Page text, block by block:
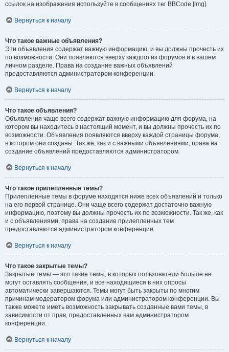
ссылок на изображения используйте в сообщениях тег BBCode [img].
Вернуться к началу
Что такое важные объявления?
Эти объявления содержат важную информацию, и вы должны прочесть их
по возможности. Они появляются вверху каждого из форумов и в вашем
личном разделе. Права на создание важных объявлений
предоставляются администратором конференции.
Вернуться к началу
Что такое объявления?
Объявления чаще всего содержат важную информацию для форума, на
котором вы находитесь в настоящий момент, и вы должны прочесть их по
возможности. Объявления появляются вверху каждой страницы форума,
в котором они созданы. Так же, как и с важными объявлениями, права на
создание объявлений предоставляются администратором.
Вернуться к началу
Что такое прилепленные темы?
Прилепленные темы в форуме находятся ниже всех объявлений и только
на его первой странице. Они чаще всего содержат достаточно важную
информацию, поэтому вы должны прочесть их по возможности. Так же, как
и с объявлениями, права на создание прилепленных тем
предоставляются администратором конференции.
Вернуться к началу
Что такое закрытые темы?
Закрытые темы — это такие темы, в которых пользователи больше не
могут оставлять сообщения, и все находящиеся в них опросы
автоматически завершаются. Темы могут быть закрыты по многим
причинам модератором форума или администратором конференции. Вы
также можете иметь возможность закрывать созданные вами темы, в
зависимости от прав, предоставленных вам администратором
конференции.
Вернуться к началу